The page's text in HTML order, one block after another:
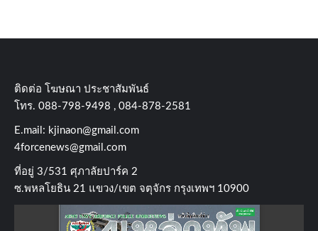
ติดต่อ​ โฆษณา​ ประชาสัมพันธ์
โทร​. 088-798-9498 , 084-878-2581
E.mail: kjinaon@gmail.com
4forcenews@gmail.com
ที่อยู่​ 3/531​ ศุภาลัยปาร์ค​ 2
ซ.พหลโยธิน​ 21​ แขวง/เขต​ จตุจักร​ กรุงเทพฯ 10900